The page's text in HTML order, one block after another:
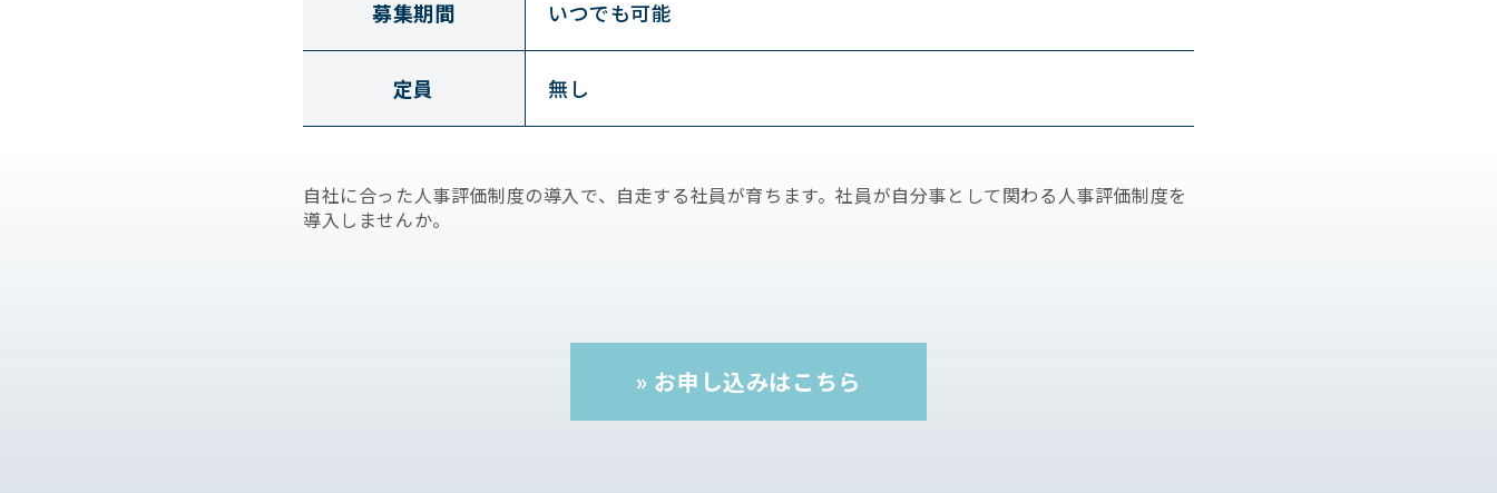
募集期間 いつでも可能
定員 無し
自社に合った人事評価制度の導入で、自走する社員が育ちます。社員が自分事として関わる人事評価制度を
導入しませんか。
» お申し込みはこちら